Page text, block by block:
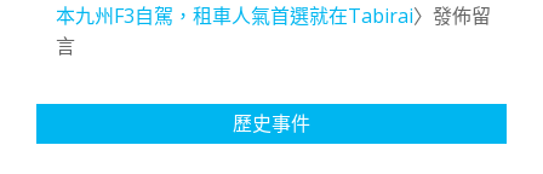
本九州F3自駕，租車人氣首選就在Tabirai〉發佈留
言
歷史事件